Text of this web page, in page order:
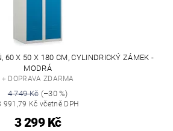
60 X 50 X 180 CM, CYLINDRICKÝ ZÁMEK -
MODRÁ
+ DOPRAVA ZDARMA
4 749 Kč(–30 %)
991,79 Kč včetně DPH
3 299 Kč